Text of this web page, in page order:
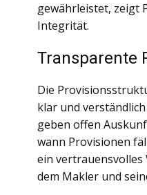
gewährleistet, zeigt
Integrität.
Transparente
Die
klar und
geben offen
wann Provisionen
ein vertrauensvolles
dem Makler und